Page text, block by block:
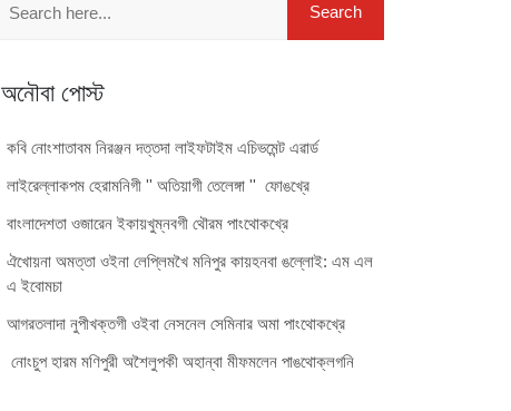
অনৌবা পোস্ট
কবি নোংশাতাবম নিরঞ্জন দত্তদা লাইফটাইম এচিভমেন্ট এৱার্ড
লাইরেল্লাকপম হেরামনিগী '' অতিয়াগী তেলেঙ্গা '' ফোঙখ্রে
বাংলাদেশতা ওজারেন ইকায়খুম্নবগী থৌরম পাংথোকখ্রে
ঐখোয়না অমত্তা ওইনা লেপ্লিমখৈ মনিপুর কায়হনবা ঙল্লোই: এম এল
এ ইবোমচা
আগরতলাদা নুপীখক্তগী ওইবা নেসনেল সেমিনার অমা পাংথোকখ্রে
নোংচুপ হারম মণিপুরী অশৈলুপকী অহান্বা মীফমলেন পাঙথোক্লগনি